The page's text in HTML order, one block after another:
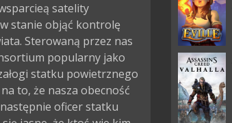
satelity
stanie objąć kontrolę
Sterowaną przez nas
popularny jako
statku powietrznego
to, że nasza obecność
oficer statku